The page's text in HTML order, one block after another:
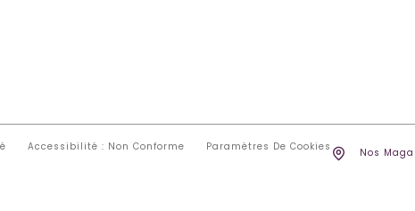
Accessibilité : Non Conforme Paramètres De Cookies
Nos